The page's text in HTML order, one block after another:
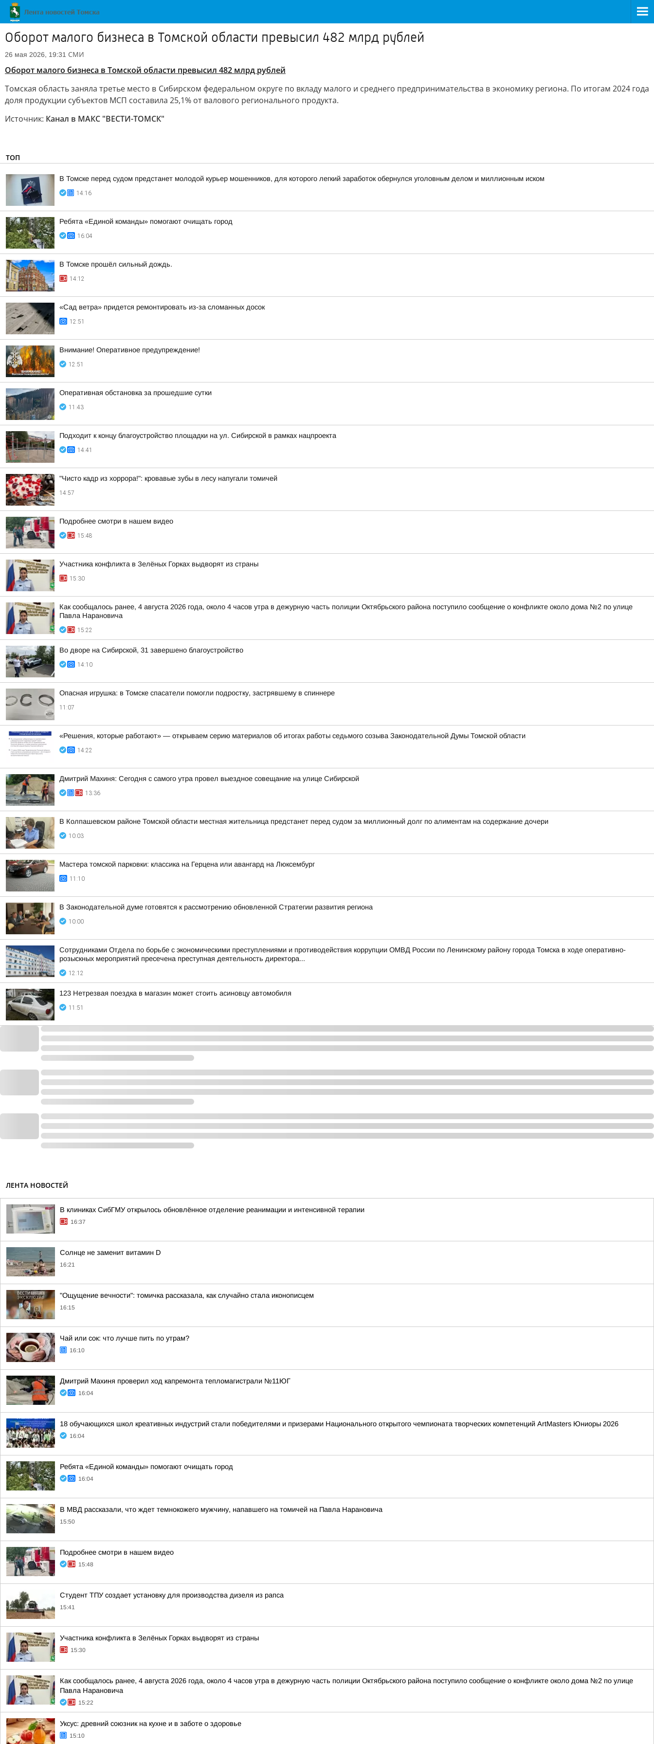
Оборот малого бизнеса в Томской области превысил 482 млрд рублей
26 мая 2026, 19:31 СМИ
Оборот малого бизнеса в Томской области превысил 482 млрд рублей
Томская область заняла третье место в Сибирском федеральном округе по вкладу малого и среднего предпринимательства в экономику региона. По итогам 2024 года
доля продукции субъектов МСП составила 25,1% от валового регионального продукта.
Источник: Канал в МАКС "ВЕСТИ-ТОМСК"
ТОП
В Томске перед судом предстанет молодой курьер мошенников, для которого легкий заработок обернулся уголовным делом и миллионным иском
14:16
Ребята «Единой команды» помогают очищать город
16:04
В Томске прошёл сильный дождь.
14:12
«Сад ветра» придется ремонтировать из-за сломанных досок
12:51
Внимание! Оперативное предупреждение!
12:51
Оперативная обстановка за прошедшие сутки
11:43
Подходит к концу благоустройство площадки на ул. Сибирской в рамках нацпроекта
14:41
"Чисто кадр из хоррора!": кровавые зубы в лесу напугали томичей
14:57
Подробнее смотри в нашем видео
15:48
Участника конфликта в Зелёных Горках выдворят из страны
15:30
Как сообщалось ранее, 4 августа 2026 года, около 4 часов утра в дежурную часть полиции Октябрьского района поступило сообщение о конфликте около дома №2 по улице
Павла Нарановича
15:22
Во дворе на Сибирской, 31 завершено благоустройство
14:10
Опасная игрушка: в Томске спасатели помогли подростку, застрявшему в спиннере
11:07
«Решения, которые работают» — открываем серию материалов об итогах работы седьмого созыва Законодательной Думы Томской области
14:22
Дмитрий Махиня: Сегодня с самого утра провел выездное совещание на улице Сибирской
13:36
В Колпашевском районе Томской области местная жительница предстанет перед судом за миллионный долг по алиментам на содержание дочери
10:03
Мастера томской парковки: классика на Герцена или авангард на Люксембург
11:10
В Законодательной думе готовятся к рассмотрению обновленной Стратегии развития региона
10:00
Сотрудниками Отдела по борьбе с экономическими преступлениями и противодействия коррупции ОМВД России по Ленинскому району города Томска в ходе оперативно-
розыскных мероприятий пресечена преступная деятельность директора...
12:12
123 Нетрезвая поездка в магазин может стоить асиновцу автомобиля
11:51
ЛЕНТА НОВОСТЕЙ
В клиниках СибГМУ открылось обновлённое отделение реанимации и интенсивной терапии
16:37
Солнце не заменит витамин D
16:21
"Ощущение вечности": томичка рассказала, как случайно стала иконописцем
16:15
Чай или сок: что лучше пить по утрам?
16:10
Дмитрий Махиня проверил ход капремонта тепломагистрали №11ЮГ
16:04
18 обучающихся школ креативных индустрий стали победителями и призерами Национального открытого чемпионата творческих компетенций ArtMasters Юниоры 2026
16:04
Ребята «Единой команды» помогают очищать город
16:04
В МВД рассказали, что ждет темнокожего мужчину, напавшего на томичей на Павла Нарановича
15:50
Подробнее смотри в нашем видео
15:48
Студент ТПУ создает установку для производства дизеля из рапса
15:41
Участника конфликта в Зелёных Горках выдворят из страны
15:30
Как сообщалось ранее, 4 августа 2026 года, около 4 часов утра в дежурную часть полиции Октябрьского района поступило сообщение о конфликте около дома №2 по улице
Павла Нарановича
15:22
Уксус: древний союзник на кухне и в заботе о здоровье
15:10